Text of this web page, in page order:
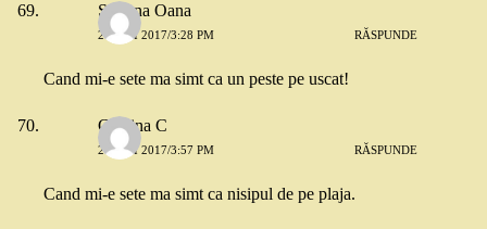
Simona Oana
26 MAI 2017/3:28 PM RĂSPUNDE
Cand mi-e sete ma simt ca un peste pe uscat!
Cristina C
26 MAI 2017/3:57 PM RĂSPUNDE
Cand mi-e sete ma simt ca nisipul de pe plaja.